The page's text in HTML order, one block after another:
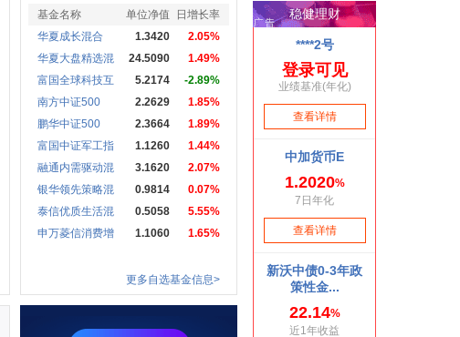
基金名称 单位净值
日增长率
华夏成长混合
1.3420
2.05%
华夏大盘精选混
24.5090
1.49%
富国全球科技互
5.2174
-2.89%
南方中证500
2.2629
1.85%
鹏华中证500
2.3664
1.89%
富国中证军工指
1.1260
1.44%
融通内需驱动混
3.1620
2.07%
银华领先策略混
0.9814
0.07%
泰信优质生活混
0.5058
5.55%
申万菱信消费增
1.1060 1.65%
更多自选基金信息>